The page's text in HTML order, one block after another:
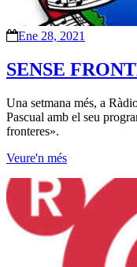
Ene 28, 2021
SENSE
Una setmana més, a
Pascual amb el seu
fronteres».
Veure'n més